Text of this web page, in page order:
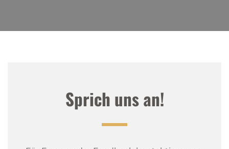
Sprich uns an!